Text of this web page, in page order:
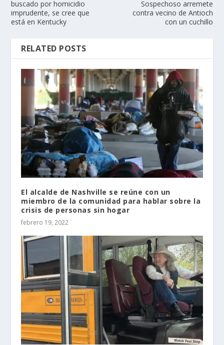
buscado por homicidio
imprudente, se cree que
está en Kentucky
Sospechoso arremete
contra vecino de Antioch
con un cuchillo
RELATED POSTS
El alcalde de Nashville se reúne con un
miembro de la comunidad para hablar sobre la
crisis de personas sin hogar
febrero 19, 2022